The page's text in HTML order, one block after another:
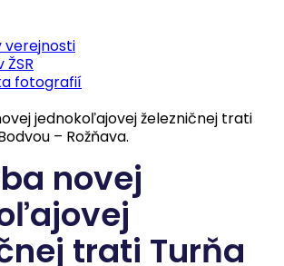
verejnosti
fotografií
jednokoľajovej železničnej trati
– Rožňava.
novej
trati Turňa